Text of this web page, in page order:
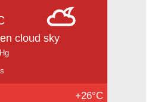
cloud sky
+26°C